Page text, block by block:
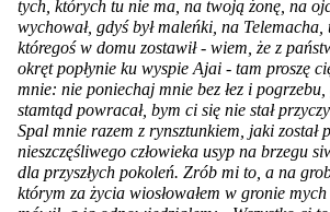
tych, których tu nie ma, na twoją żonę, na
wychował, gdyś był maleńki, na Telemacha,
któregoś w domu zostawił - wiem, że z
okręt popłynie ku wyspie Ajai - tam proszę
mnie: nie poniechaj mnie bez łez i pogrzebu,
stamtąd powracał, bym ci się nie stał
Spal mnie razem z rynsztunkiem, jaki został
nieszczęśliwego człowieka usyp na brzegu
dla przyszłych pokoleń. Zrób mi to, a na
którym za życia wiosłowałem w gronie